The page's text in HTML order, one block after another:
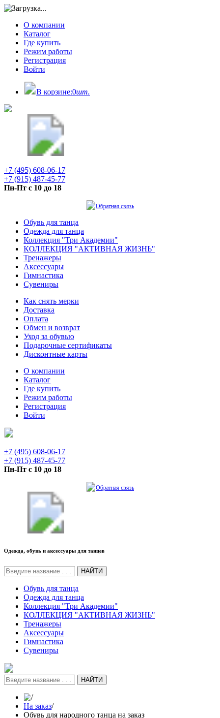
О компании
Каталог
Где купить
Режим работы
Регистрация
Войти
В корзине:0шт.
+7 (495) 608-06-17
+7 (915) 487-45-77
Пн-Пт с 10 до 18
Обратная связь
Обувь для танца
Одежда для танца
Коллекция "Три Академии"
КОЛЛЕКЦИЯ "АКТИВНАЯ ЖИЗНЬ"
Тренажеры
Аксессуары
Гимнастика
Сувениры
Как снять мерки
Доставка
Оплата
Обмен и возврат
Уход за обувью
Подарочные сертификаты
Дисконтные карты
О компании
Каталог
Где купить
Режим работы
Регистрация
Войти
+7 (495) 608-06-17
+7 (915) 487-45-77
Пн-Пт с 10 до 18
Обратная связь
Одежда, обувь и аксессуары для танцев
НАЙТИ
Обувь для танца
Одежда для танца
Коллекция "Три Академии"
КОЛЛЕКЦИЯ "АКТИВНАЯ ЖИЗНЬ"
Тренажеры
Аксессуары
Гимнастика
Сувениры
НАЙТИ
/
На заказ/
Обувь для народного танца на заказ